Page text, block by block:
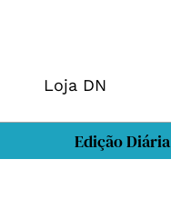
Loja DN
Edição Diária